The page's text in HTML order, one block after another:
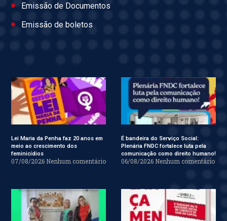
Emissão de Documentos
Emissão de boletos
Lei Maria da Penha faz 20 anos em
meio ao crescimento dos
feminicídios
07/08/2026 Nenhum comentário
É bandeira do Serviço Social:
Plenária FNDC fortalece luta pela
comunicação como direito humano!
06/08/2026 Nenhum comentário